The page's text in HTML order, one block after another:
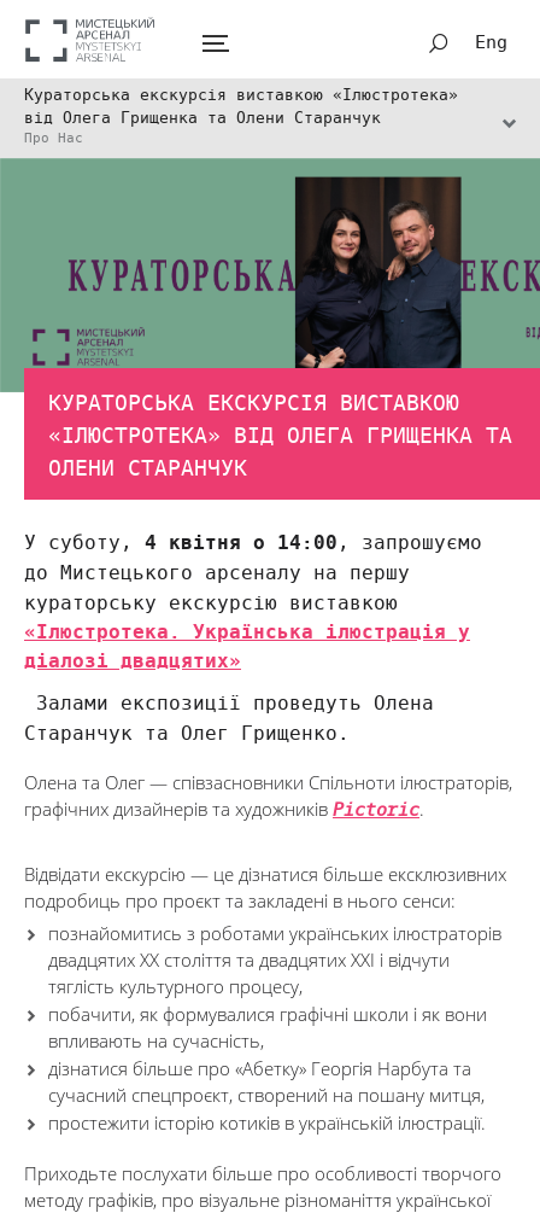
Eng
Кураторська екскурсія виставкою «Ілюстротека»
від Олега Грищенка та Олени Старанчук
Про Нас
КУРАТОРСЬКА ЕКСКУРСІЯ ВИСТАВКОЮ
«ІЛЮСТРОТЕКА» ВІД ОЛЕГА ГРИЩЕНКА ТА
ОЛЕНИ СТАРАНЧУК
У суботу, 4 квітня о 14:00, запрошуємо
до Мистецького арсеналу на першу
кураторську екскурсію виставкою
«Ілюстротека. Українська ілюстрація у
діалозі двадцятих»
Залами експозиції проведуть Олена
Старанчук та Олег Грищенко.
Олена та Олег — співзасновники Спільноти ілюстраторів,
графічних дизайнерів та художників Pictoric.
Відвідати екскурсію — це дізнатися більше ексклюзивних
подробиць про проєкт та закладені в нього сенси:
познайомитись з роботами українських ілюстраторів
двадцятих ХХ століття та двадцятих ХХІ і відчути
тяглість культурного процесу,
побачити, як формувалися графічні школи і як вони
впливають на сучасність,
дізнатися більше про «Абетку» Георгія Нарбута та
сучасний спецпроєкт, створений на пошану митця,
простежити історію котиків в українській ілюстрації.
Приходьте послухати більше про особливості творчого
методу графіків, про візуальне різноманіття української